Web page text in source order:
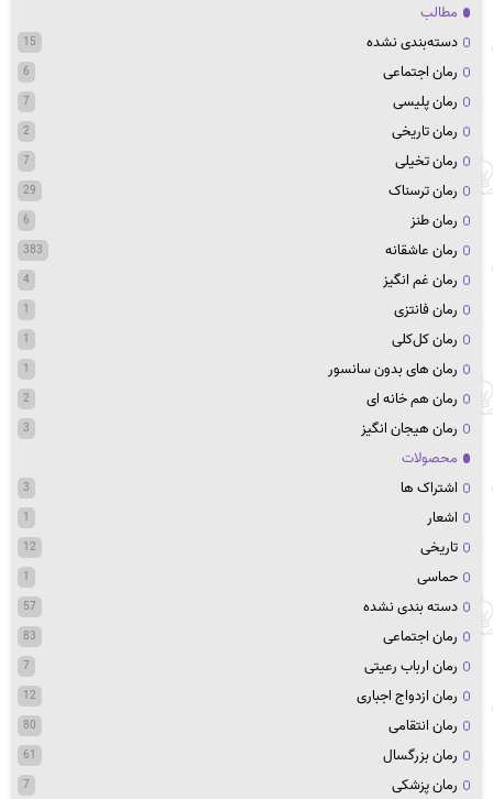
مطالب
دسته‌بندی نشده
15
رمان اجتماعی 6
رمان پلیسی 7
رمان تاریخی 2
رمان تخیلی 7
رمان ترسناک 29
رمان طنز 6
رمان عاشقانه 383
رمان غم انگیز 4
رمان فانتزی 1
رمان کل‌کلی 1
رمان های بدون سانسور 1
رمان هم خانه ای 2
رمان هیجان انگیز 3
محصولات
اشتراک ها
3
اشعار 1
تاریخی 12
حماسی 1
دسته بندی نشده 57
رمان اجتماعی 83
رمان ارباب رعیتی 7
رمان ازدواج اجباری 12
رمان انتقامی 80
رمان بزرگسال 61
رمان پزشکی 7